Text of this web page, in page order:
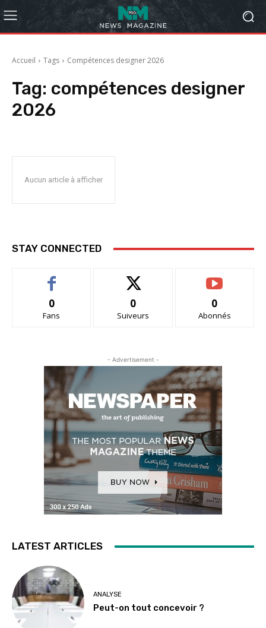
Accueil Tags Compétences designer 2026
Tag: compétences designer
2026
Aucun article à afficher
STAY CONNECTED
0
Fans
0
Suiveurs
0
Abonnés
- Advertisement -
LATEST ARTICLES
ANALYSE
Peut-on tout concevoir ?